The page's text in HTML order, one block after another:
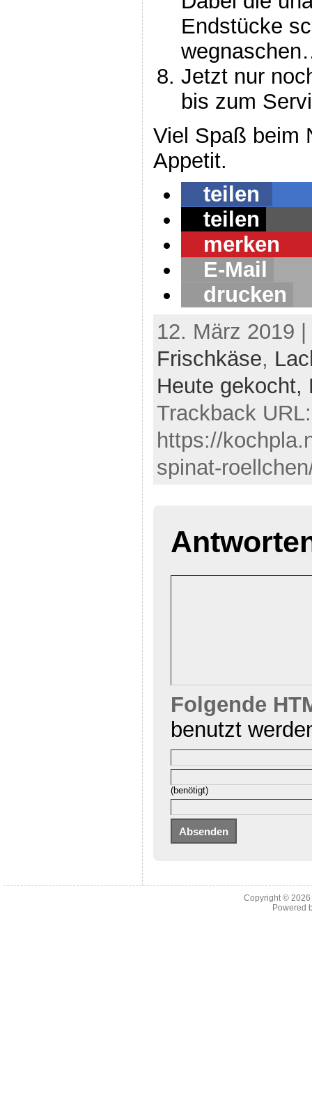
Endstücke
Jetzt nur
bis zum
Viel Spaß beim
Appetit.
teilen
teilen
merken
E-Mail
drucken
12. März 2019
Frischkäse,
Heute gekocht,
Trackback URL:
https://
spinat-
Folgende
benutzt
(benötigt)
Copyright ©
Powered